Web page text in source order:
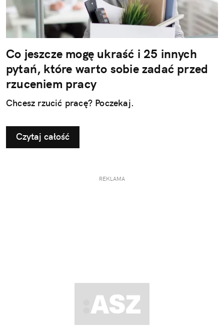
Co jeszcze mogę ukraść i 25 innych
pytań, które warto sobie zadać przed
rzuceniem pracy
Chcesz rzucić pracę? Poczekaj.
Czytaj całość
REKLAMA